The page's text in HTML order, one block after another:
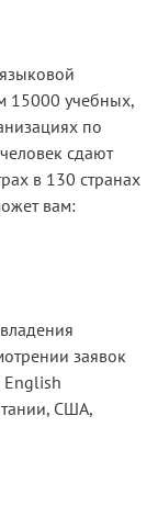
15000 учебных,
по
сдают
в 130 странах
вам:
заявок
English
США,